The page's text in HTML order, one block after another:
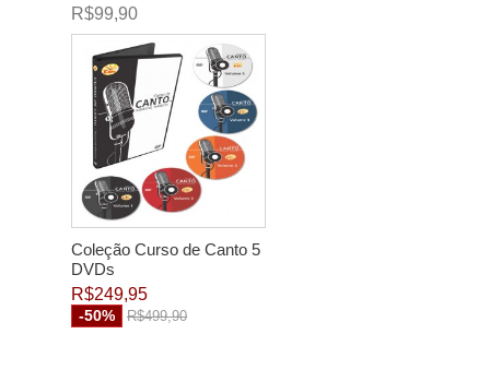
R$99,90
Coleção Curso de Canto 5
DVDs
R$249,95
-50% R$499,90